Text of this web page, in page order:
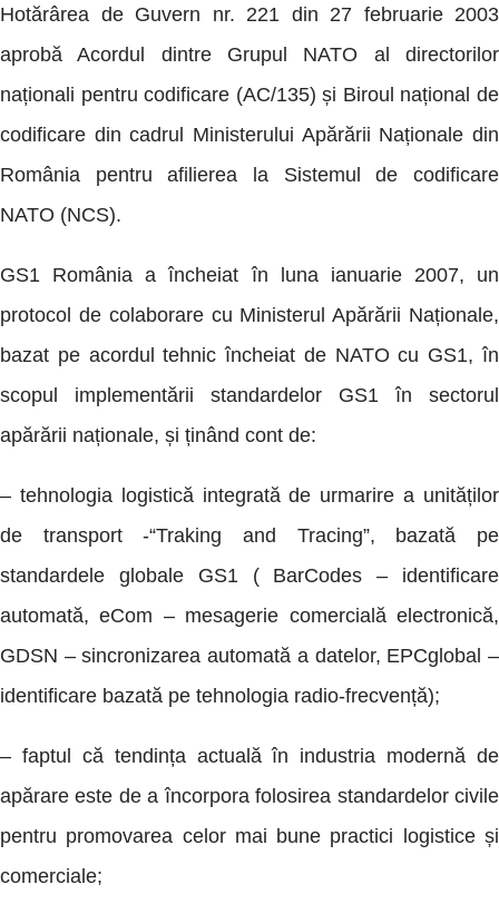
Hotărârea de Guvern nr. 221 din 27 februarie 2003
aprobă Acordul dintre Grupul NATO al directorilor
naționali pentru codificare (AC/135) și Biroul național de
codificare din cadrul Ministerului Apărării Naționale din
România pentru afilierea la Sistemul de codificare
NATO (NCS).
GS1 România a încheiat în luna ianuarie 2007, un
protocol de colaborare cu Ministerul Apărării Naționale,
bazat pe acordul tehnic încheiat de NATO cu GS1, în
scopul implementării standardelor GS1 în sectorul
apărării naționale, și ținând cont de:
– tehnologia logistică integrată de urmarire a unităților
de transport -“Traking and Tracing”, bazată pe
standardele globale GS1 ( BarCodes – identificare
automată, eCom – mesagerie comercială electronică,
GDSN – sincronizarea automată a datelor, EPCglobal –
identificare bazată pe tehnologia radio-frecvență);
– faptul că tendința actuală în industria modernă de
apărare este de a încorpora folosirea standardelor civile
pentru promovarea celor mai bune practici logistice și
comerciale;